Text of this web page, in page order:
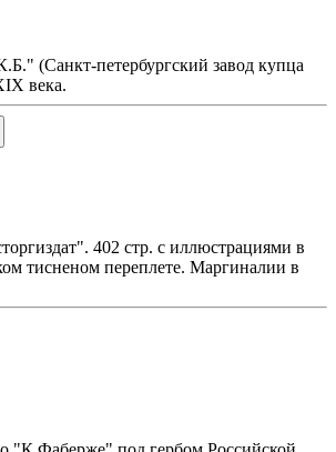
(Санкт-петербургский завод купца
века.
402 стр. с иллюстрациями в
тисненом переплете. Маргиналии в